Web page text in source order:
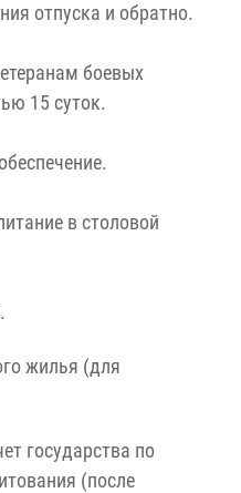
отпуска и обратно.
боевых
15 суток.
в столовой
жилья (для
государства по
(после